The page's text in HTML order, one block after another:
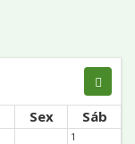
Sex Sáb
1